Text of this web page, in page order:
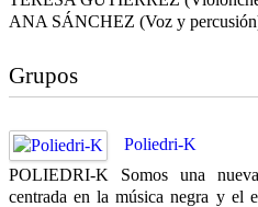
ANA SÁNCHEZ (Voz y
Grupos
Poliedri-K
POLIEDRI-K Somos una
centrada en la música negra y el